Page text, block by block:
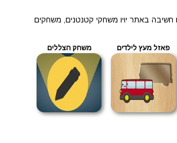
חשיבה באתר יויו משחקי קטנטנים, משחקים
פאזל מעץ לילדים משחק הצללים